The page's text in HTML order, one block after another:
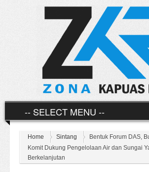
Home Sintang
Bentuk Forum DAS,
Komit Dukung Pengelolaan Air dan Sungai
Berkelanjutan